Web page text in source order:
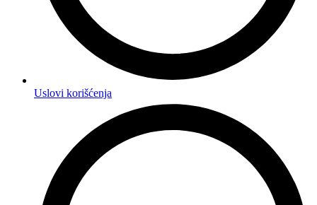
Uslovi korišćenja